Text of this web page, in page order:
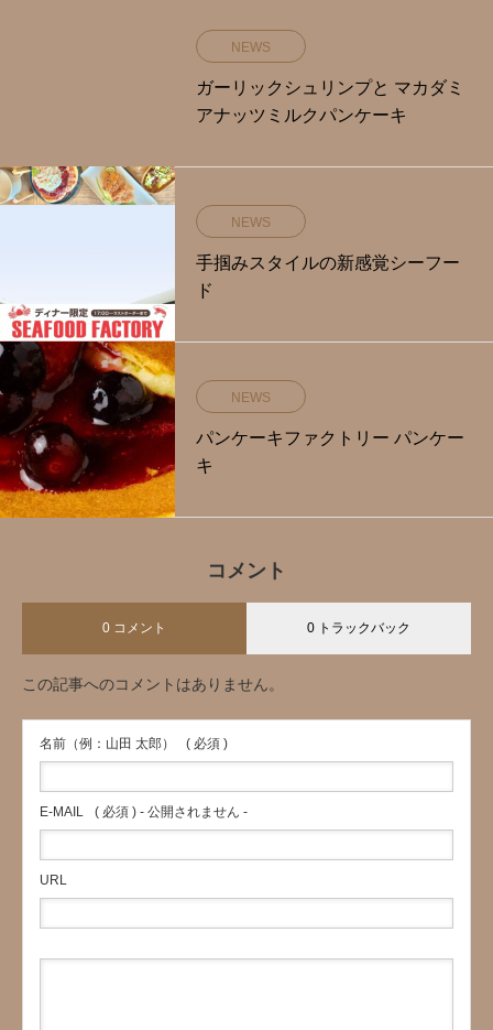
NEWS
ガーリックシュリンプと マカダミ
アナッツミルクパンケーキ
NEWS
手掴みスタイルの新感覚シーフー
ド
NEWS
パンケーキファクトリー パンケー
キ
コメント
0 コメント 0 トラックバック
この記事へのコメントはありません。
名前（例：山田 太郎） ( 必須 )
E-MAIL ( 必須 ) - 公開されません -
URL